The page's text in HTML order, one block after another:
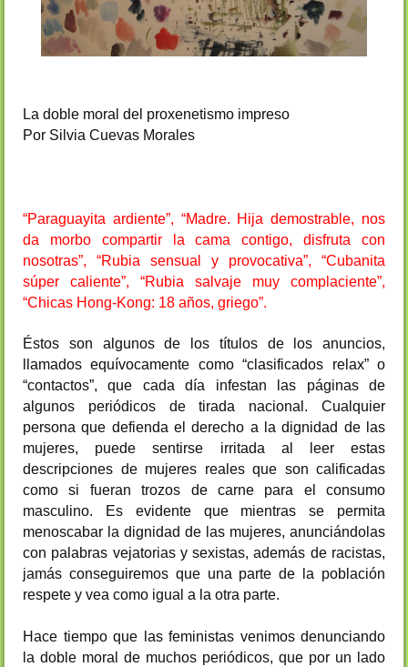
La doble moral del proxenetismo impreso
Por Silvia Cuevas Morales
“Paraguayita ardiente”, “Madre. Hija demostrable, nos
da morbo compartir la cama contigo, disfruta con
nosotras”, “Rubia sensual y provocativa”, “Cubanita
súper caliente”, “Rubia salvaje muy complaciente”,
“Chicas Hong-Kong: 18 años, griego”.
Éstos son algunos de los títulos de los anuncios,
llamados equívocamente como “clasificados relax” o
“contactos”, que cada día infestan las páginas de
algunos periódicos de tirada nacional. Cualquier
persona que defienda el derecho a la dignidad de las
mujeres, puede sentirse irritada al leer estas
descripciones de mujeres reales que son calificadas
como si fueran trozos de carne para el consumo
masculino. Es evidente que mientras se permita
menoscabar la dignidad de las mujeres, anunciándolas
con palabras vejatorias y sexistas, además de racistas,
jamás conseguiremos que una parte de la población
respete y vea como igual a la otra parte.
Hace tiempo que las feministas venimos denunciando
la doble moral de muchos periódicos, que por un lado